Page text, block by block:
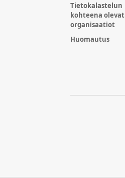
Tietokalastelun
kohteena olevat
organisaatiot
Huomautus